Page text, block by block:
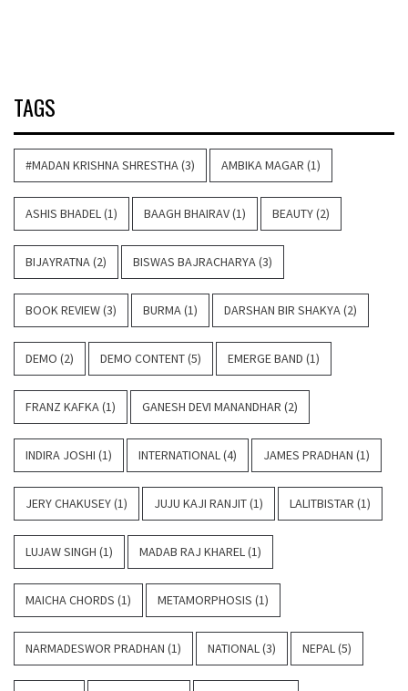
TAGS
#MADAN KRISHNA SHRESTHA(3) AMBIKA MAGAR (1)
ASHIS BHADEL(1) BAAGH BHAIRAV(1) BEAUTY(2)
BIJAYRATNA(2) BISWAS BAJRACHARYA(3)
BOOK REVIEW(3) BURMA(1) DARSHAN BIR SHAKYA(2)
DEMO (2) DEMO CONTENT(5) EMERGE BAND (1)
FRANZ KAFKA(1) GANESH DEVI MANANDHAR (2)
INDIRA JOSHI (1) INTERNATIONAL(4) JAMES PRADHAN (1)
JERY CHAKUSEY(1) JUJU KAJI RANJIT(1) LALITBISTAR (1)
LUJAW SINGH (1) MADAB RAJ KHAREL(1)
MAICHA CHORDS (1) METAMORPHOSIS (1)
NARMADESWOR PRADHAN (1) NATIONAL(3) NEPAL(5)